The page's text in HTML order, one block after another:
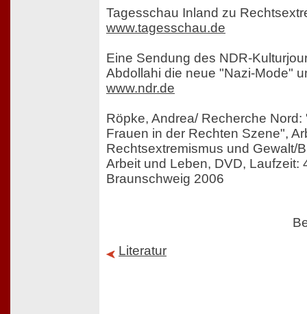
Tagesschau Inland zu
www.tagesschau.de
Eine Sendung des NDR-
Abdollahi die neue "Nazi-Mode"
www.ndr.de
Röpke, Andrea/ Recherche
Frauen in der Rechten Szene",
Rechtsextremismus und Gewalt/
Arbeit und Leben, DVD, Laufzeit:
Braunschweig 2006
Literatur